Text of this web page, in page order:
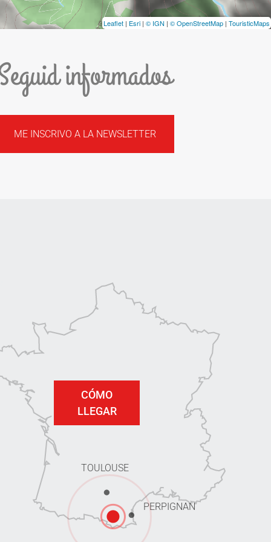
Leaflet | Esri | © IGN | © OpenStreetMap | TouristicMaps
informados
ME INSCRIVO A LA NEWSLETTER
TOULOUSE
PERPIGNAN
CÓMO
LLEGAR